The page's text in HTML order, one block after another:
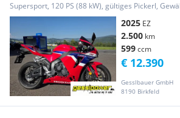
Supersport, 120 PS (88 kW), gültiges Pickerl,
2025 EZ
2.500 km
599ccm
Gesslbauer GmbH
8190 Birkfeld
€ 12.390